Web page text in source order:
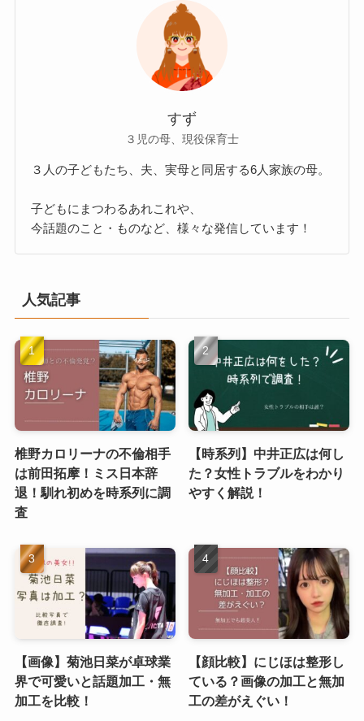
すず
３児の母、現役保育士
３人の子どもたち、夫、実母と同居する6人家族の母。
子どもにまつわるあれこれや、
今話題のこと・ものなど、様々な発信しています！
人気記事
椎野カロリーナの不倫相手
は前田拓摩！ミス日本辞
退！馴れ初めを時系列に調
査
【時系列】中井正広は何し
た？女性トラブルをわかり
やすく解説！
【画像】菊池日菜が卓球業
界で可愛いと話題加工・無
加工を比較！
【顔比較】にじほは整形し
ている？画像の加工と無加
工の差がえぐい！